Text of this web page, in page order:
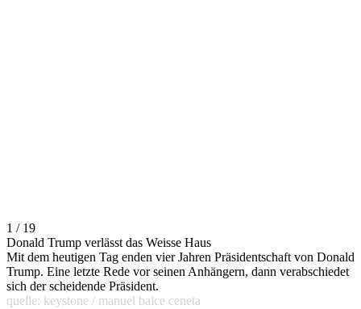
1 / 19
Donald Trump verlässt das Weisse Haus
Mit dem heutigen Tag enden vier Jahren Präsidentschaft von Donald
Trump. Eine letzte Rede vor seinen Anhängern, dann verabschiedet
sich der scheidende Präsident.
quelle: keystone / manuel balce ceneta